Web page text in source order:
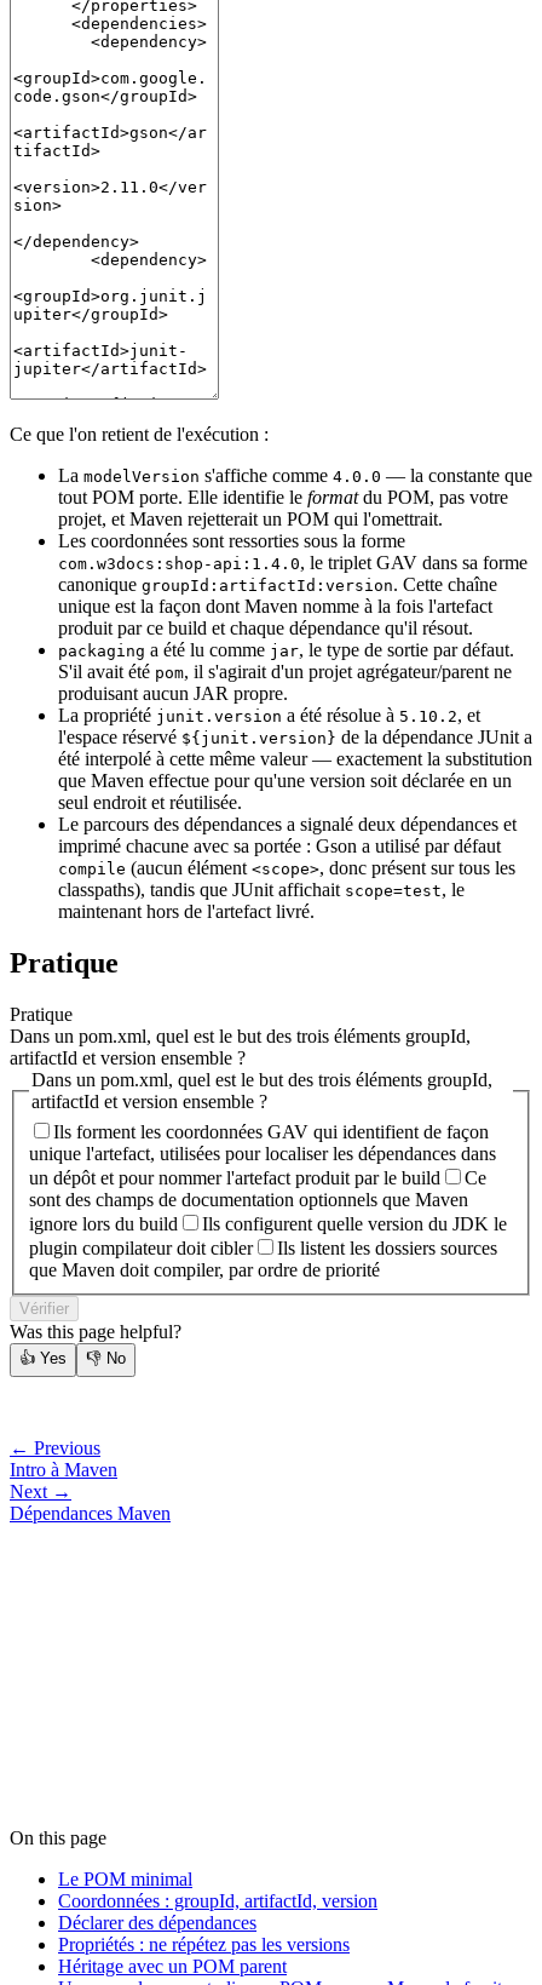
Ce que l'on retient de l'exécution :
La modelVersion s'affiche comme 4.0.0 — la constante que
tout POM porte. Elle identifie le formatdu POM, pas votre
projet, et Maven rejetterait un POM qui l'omettrait.
Les coordonnées sont ressorties sous la forme
com.w3docs:shop-api:1.4.0, le triplet GAV dans sa forme
canonique groupId:artifactId:version. Cette chaîne
unique est la façon dont Maven nomme à la fois l'artefact
produit par ce build et chaque dépendance qu'il résout.
packaging a été lu comme jar, le type de sortie par défaut.
S'il avait été pom, il s'agirait d'un projet agrégateur/parent ne
produisant aucun JAR propre.
La propriété junit.version a été résolue à 5.10.2, et
l'espace réservé ${junit.version} de la dépendance JUnit a
été interpolé à cette même valeur — exactement la substitution
que Maven effectue pour qu'une version soit déclarée en un
seul endroit et réutilisée.
Le parcours des dépendances a signalé deux dépendances et
imprimé chacune avec sa portée : Gson a utilisé par défaut
compile (aucun élément <scope>, donc présent sur tous les
classpaths), tandis que JUnit affichait scope=test, le
maintenant hors de l'artefact livré.
Pratique
Pratique
Dans un pom.xml, quel est le but des trois éléments groupId,
artifactId et version ensemble ?
Dans un pom.xml, quel est le but des trois éléments groupId,
artifactId et version ensemble ?
Ils forment les coordonnées GAV qui identifient de façon
unique l'artefact, utilisées pour localiser les dépendances dans
un dépôt et pour nommer l'artefact produit par le build
Ce
sont des champs de documentation optionnels que Maven
ignore lors du build
Ils configurent quelle version du JDK le
plugin compilateur doit cibler
Ils listent les dossiers sources
que Maven doit compiler, par ordre de priorité
Vérifier
Was this page helpful?
👍 Yes 👎 No
← Previous
Intro à Maven
Next →
Dépendances Maven
On this page
Le POM minimal
Coordonnées : groupId, artifactId, version
Déclarer des dépendances
Propriétés : ne répétez pas les versions
Héritage avec un POM parent